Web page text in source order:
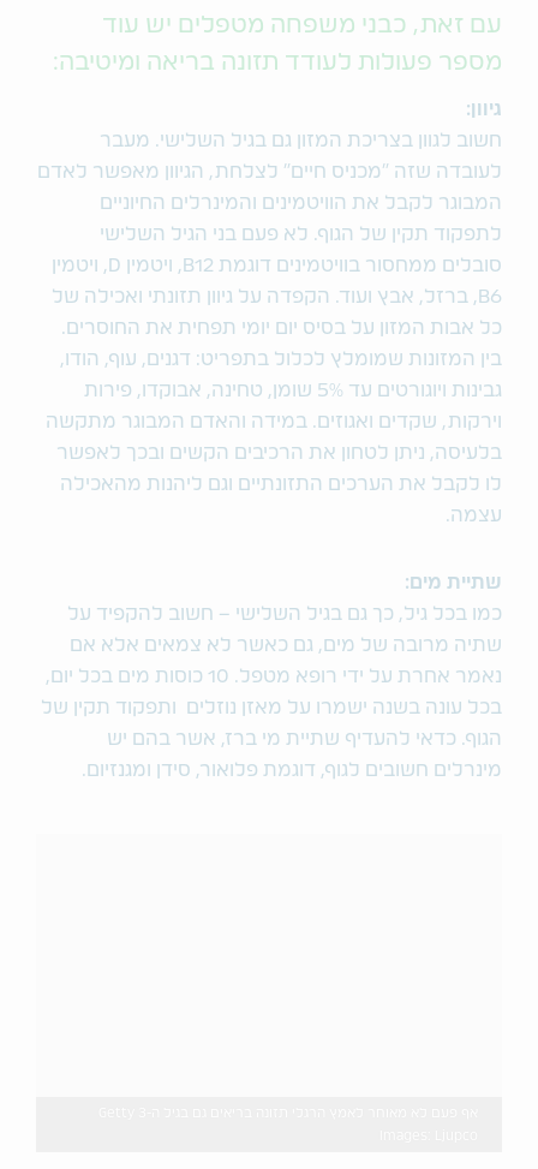
עם זאת, כבני משפחה מטפלים יש עוד
מספר פעולות לעודד תזונה בריאה ומיטיבה:
גיוון:
חשוב לגוון בצריכת המזון גם בגיל השלישי. מעבר
לעובדה שזה "מכניס חיים" לצלחת, הגיוון מאפשר לאדם
המבוגר לקבל את הוויטמינים והמינרלים החיוניים
לתפקוד תקין של הגוף. לא פעם בני הגיל השלישי
סובלים ממחסור בוויטמינים דוגמת B12, ויטמין D, ויטמין
B6, ברזל, אבץ ועוד. הקפדה על גיוון תזונתי ואכילה של
כל אבות המזון על בסיס יום יומי תפחית את החוסרים.
בין המזונות שמומלץ לכלול בתפריט: דגנים, עוף, הודו,
גבינות ויוגורטים עד 5% שומן, טחינה, אבוקדו, פירות
וירקות, שקדים ואגוזים. במידה והאדם המבוגר מתקשה
בלעיסה, ניתן לטחון את הרכיבים הקשים ובכך לאפשר
לו לקבל את הערכים התזונתיים וגם ליהנות מהאכילה
עצמה.
שתיית מים:
כמו בכל גיל, כך גם בגיל השלישי – חשוב להקפיד על
שתיה מרובה של מים, גם כאשר לא צמאים אלא אם
נאמר אחרת על ידי רופא מטפל. 10 כוסות מים בכל יום,
בכל עונה בשנה ישמרו על מאזן נוזלים ותפקוד תקין של
הגוף. כדאי להעדיף שתיית מי ברז, אשר בהם יש
מינרלים חשובים לגוף, דוגמת פלואור, סידן ומגנזיום.